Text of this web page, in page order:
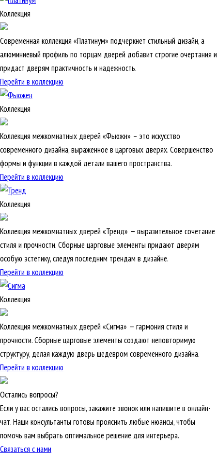
Коллекция
Современная коллекция «Платинум» подчеркнет стильный дизайн, а
алюминиевый профиль по торцам дверей добавит строгие очертания и
придаст дверям практичность и надежность.
Перейти в коллекцию
Коллекция
Коллекция межкомнатных дверей «Фьюжн» – это искусство
современного дизайна, выраженное в царговых дверях. Совершенство
формы и функции в каждой детали вашего пространства.
Перейти в коллекцию
Коллекция
Коллекция межкомнатных дверей «Тренд» — выразительное сочетание
стиля и прочности. Сборные царговые элементы придают дверям
особую эстетику, следуя последним трендам в дизайне.
Перейти в коллекцию
Коллекция
Коллекция межкомнатных дверей «Сигма» — гармония стиля и
прочности. Сборные царговые элементы создают неповторимую
структуру, делая каждую дверь шедевром современного дизайна.
Перейти в коллекцию
Остались вопросы?
Если у вас остались вопросы, закажите звонок или напишите в онлайн-
чат. Наши консультанты готовы прояснить любые нюансы, чтобы
помочь вам выбрать оптимальное решение для интерьера.
Связаться с нами